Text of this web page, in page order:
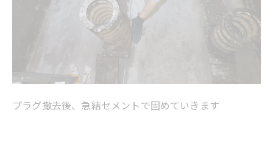
プラグ撤去後、急結セメントで固めていきます